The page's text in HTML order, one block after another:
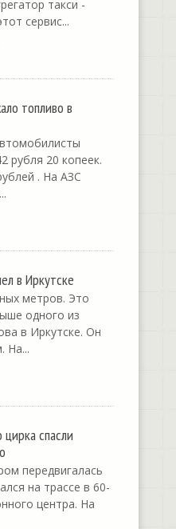
такси -
сервис...
топливо в
рубля 20 копеек.
. На АЗС
в Иркутске
метров. Это
одного из
в Иркутске. Он
На...
спасли
передвигалась
на трассе в 60-
центра. На